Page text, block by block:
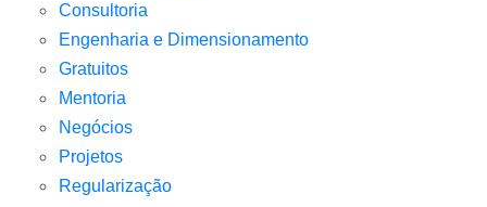
Consultoria
Engenharia e Dimensionamento
Gratuitos
Mentoria
Negócios
Projetos
Regularização